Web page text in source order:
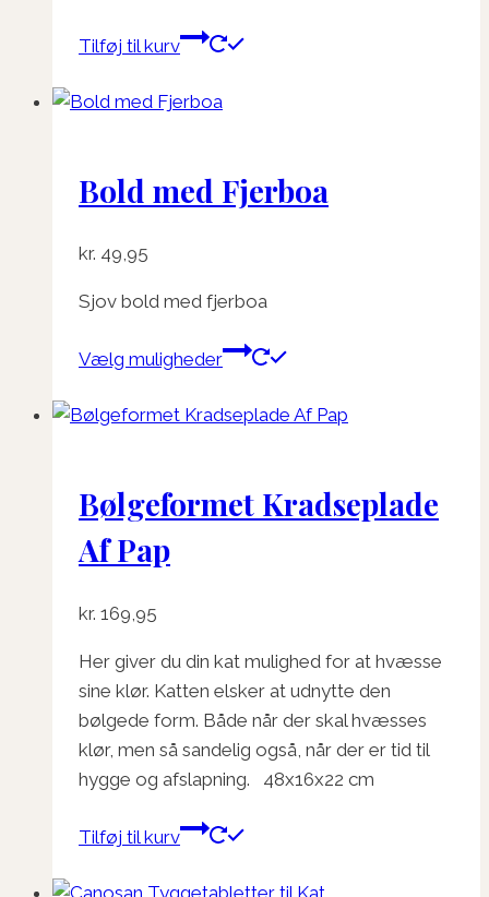
Tilføj til kurv
Bold med Fjerboa
kr. 49,95
Sjov bold med fjerboa
Vælg muligheder
Dette
har
Mulighederne
kan
Bølgeformet Kradseplade
Af Pap
kr. 169,95
Her giver du din kat mulighed for at hvæsse
sine klør. Katten elsker at udnytte den
bølgede form. Både når der skal hvæsses
klør, men så sandelig også, når der er tid til
hygge og afslapning. 48x16x22 cm
Tilføj til kurv